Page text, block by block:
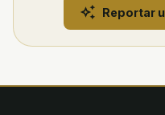
Reportar